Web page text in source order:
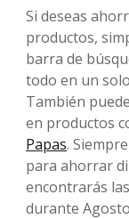
Si deseas
productos,
barra de
todo en un
También
en productos
Papas.
para ahorrar
encontrarás
durante